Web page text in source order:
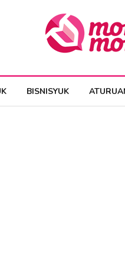
BISNISYUK